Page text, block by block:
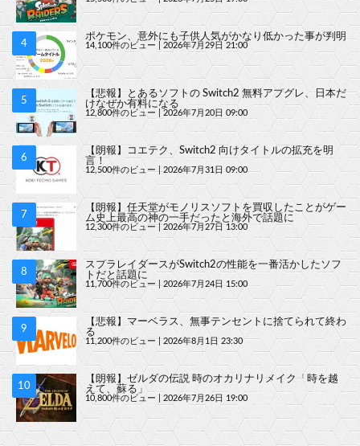
ポケモン、意外にも子供人気がかなり低かった事が判明
14,100件のビュー 2026年7月29日 21:00
【悲報】とあるソフトの Switch2 無料アプグレ、日本だ
けなぜか有料になる
12,800件のビュー 2026年7月20日 09:00
【朗報】コエテク、Switch2 向けタイトルの拡充を明
言！
12,500件のビュー|2026年7月31日 09:00
【朗報】任天堂がモノリスソフトを買収したことがゲー
ム史上最高の神の一手だったと海外で話題に
12,300件のビュー|2026年7月27日 13:00
スプラレイダースがSwitch2の性能を一番活かしたソフ
トだと話題に
11,700件のビュー| 2026年7月24日 15:00
【悲報】マーベラス、無事テンセントに捨てられて終わ
る
11,200件のビュー|2026年8月1日 23:30
【朗報】ゼルダの伝説 時のオカリナリメイク「時を越
えて、蘇る」
10,800件のビュー 2026年7月26日 19:00